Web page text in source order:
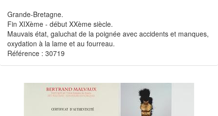
Grande-Bretagne.
Fin XIXème - début XXème siècle.
Mauvais état, galuchat de la poignée avec accidents et manques,
oxydation à la lame et au fourreau.
Référence : 30719